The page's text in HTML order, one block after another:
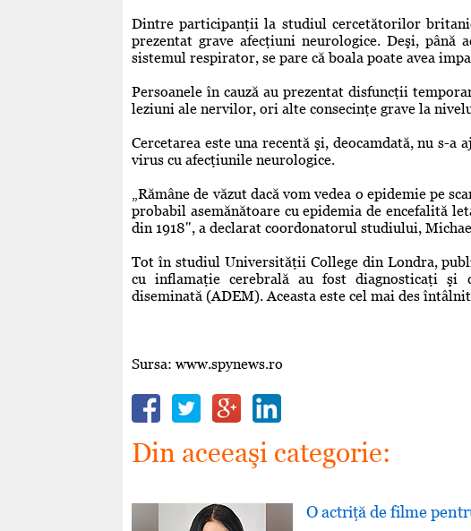
Dintre participanţii la studiul cercetătorilor
prezentat grave afecţiuni neurologice. Deşi, până
sistemul respirator, se pare că boala poate avea
Persoanele în cauză au prezentat disfuncţii
leziuni ale nervilor, ori alte consecinţe grave la
Cercetarea este una recentă şi, deocamdată, nu s-
virus cu afecţiunile neurologice.
„Rămâne de văzut dacă vom vedea o epidemie pe
probabil asemănătoare cu epidemia de encefalită
din 1918", a declarat coordonatorul studiului,
Tot în studiul Universităţii College din Londra,
cu inflamaţie cerebrală au fost diagnosticaţi şi
diseminată (ADEM). Aceasta este cel mai des
Sursa: www.spynews.ro
Din aceeaşi categorie:
O actriţă de filme